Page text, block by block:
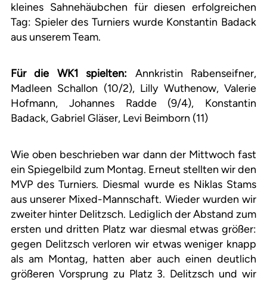
kleines Sahnehäubchen für diesen erfolgreichen
Tag: Spieler des Turniers wurde Konstantin Badack
aus unserem Team.
Für die WK1 spielten: Annkristin Rabenseifner,
Madleen Schallon (10/2), Lilly Wuthenow, Valerie
Hofmann, Johannes Radde (9/4), Konstantin
Badack, Gabriel Gläser, Levi Beimborn (11)
Wie oben beschrieben war dann der Mittwoch fast
ein Spiegelbild zum Montag. Erneut stellten wir den
MVP des Turniers. Diesmal wurde es Niklas Stams
aus unserer Mixed-Mannschaft. Wieder wurden wir
zweiter hinter Delitzsch. Lediglich der Abstand zum
ersten und dritten Platz war diesmal etwas größer:
gegen Delitzsch verloren wir etwas weniger knapp
als am Montag, hatten aber auch einen deutlich
größeren Vorsprung zu Platz 3. Delitzsch und wir